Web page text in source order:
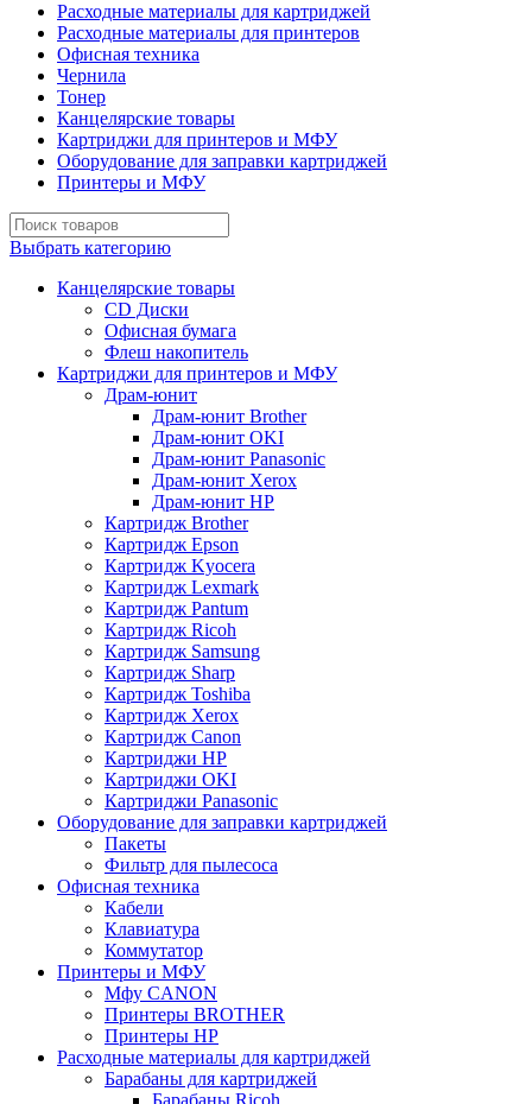
Расходные материалы для картриджей
Расходные материалы для принтеров
Офисная техника
Чернила
Тонер
Канцелярские товары
Картриджи для принтеров и МФУ
Оборудование для заправки картриджей
Принтеры и МФУ
Выбрать категорию
Канцелярские товары
CD Диски
Офисная бумага
Флеш накопитель
Картриджи для принтеров и МФУ
Драм-юнит
Драм-юнит Brother
Драм-юнит OKI
Драм-юнит Panasonic
Драм-юнит Xerox
Драм-юнит НР
Картридж Brother
Картридж Epson
Картридж Kyocera
Картридж Lexmark
Картридж Pantum
Картридж Ricoh
Картридж Samsung
Картридж Sharp
Картридж Toshiba
Картридж Xerox
Картридж Сanon
Картриджи HP
Картриджи OKI
Картриджи Panasonic
Оборудование для заправки картриджей
Пакеты
Фильтр для пылесоса
Офисная техника
Кабели
Клавиатура
Коммутатор
Принтеры и МФУ
Мфу CANON
Принтеры BROTHER
Принтеры HP
Расходные материалы для картриджей
Барабаны для картриджей